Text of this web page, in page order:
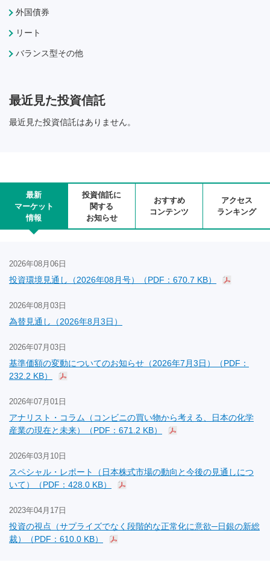
外国債券
リート
バランス型その他
最近見た投資信託
最近見た投資信託はありません。
最新
マーケット
情報
投資信託に
関する
お知らせ
おすすめ
コンテンツ
アクセス
ランキング
2026年08月06日
投資環境見通し（2026年08月号）（PDF：670.7 KB）
2026年08月03日
為替見通し（2026年8月3日）
2026年07月03日
基準価額の変動についてのお知らせ（2026年7月3日）（PDF：
232.2 KB）
2026年07月01日
アナリスト・コラム（コンビニの買い物から考える、日本の化学
産業の現在と未来）（PDF：671.2 KB）
2026年03月10日
スペシャル・レポート（日本株式市場の動向と今後の見通しにつ
いて）（PDF：428.0 KB）
2023年04月17日
投資の視点（サプライズでなく段階的な正常化に意欲─日銀の新総
裁）（PDF：610.0 KB）